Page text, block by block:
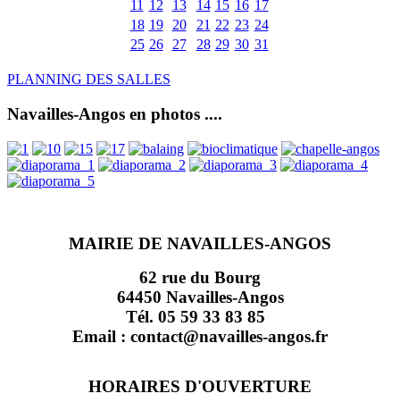
11 12 13 14 15 16 17
18 19 20 21 22 23 24
25 26 27 28 29 30 31
PLANNING DES SALLES
Navailles-Angos en photos ....
MAIRIE DE NAVAILLES-ANGOS
62 rue du Bourg
64450 Navailles-Angos
Tél. 05 59 33 83 85
Email : contact@navailles-angos.fr
HORAIRES D'OUVERTURE